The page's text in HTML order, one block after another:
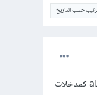
حسب التاريخ
الحل الخاص بك صحيح و إنما فقط ينقصك أن تستعمل الدالة و إعطائها الجملة aLongAndComplexString كمدخلات